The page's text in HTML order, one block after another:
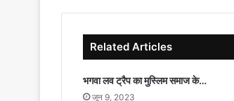
मिशन
का
स्टॉल
Related Articles
भगवा लव ट्रैप का मुस्लिम समाज के…
जून 9, 2023